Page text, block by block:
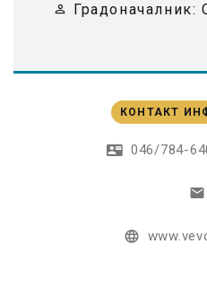
Градоначалник:
КОНТАКТ
046/784-